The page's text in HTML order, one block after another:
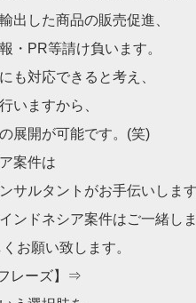
出した商品の販売促進、
・PR等請け負います。
も対応できると考え、
いますから、
展開が可能です。(笑)
案件は
サルタントがお手伝いします
ンドネシア案件はご一緒し
お願い致します。
レーズ】⇒